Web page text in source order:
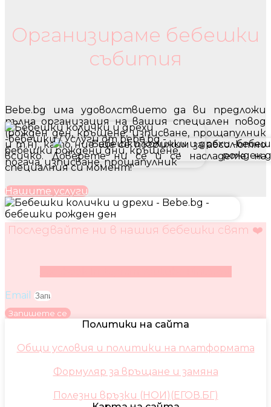
Организираме бебешки
събития
Bebe.bg има удоволствието да ви предложи
пълна организация на вашия специален повод
(рожден ден, кръщене, изписване, прощапулник
и т.н), като ние ще се погрижим за абсолютно
всичко. Доверете ни се и се насладете на
специалния си момент!
Нашите услуги
Последвайте ни в нашия бебешки свят ❤️
Email
Запишете се
Политики на сайта
Общи условия и политики на платформата
Формуляр за връщане и замяна
Полезни връзки (НОИ)(ЕГОВ.БГ)